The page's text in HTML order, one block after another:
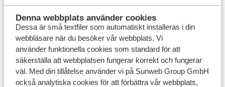
Denna webbplats använder cookies
Dessa är små textfiler som automatiskt installeras i din
webbläsare när du besöker vår webbplats. Vi
använder funktionella cookies som standard för att
säkerställa att webbplatsen fungerar korrekt och fungerar
väl. Med din tillåtelse använder vi på Sunweb Group GmbH
också analytiska cookies för att förbättra vår webbplats,
barnsexturism. Tipsa Polisen om du misstänker att en
nordisk eller europisk medborgare utnyttjar barn
sexuellt utomlands. Din iakttagelse kan hjälpa Polisen
att förhindra fler övergrepp. Du kan tipsa dem anonymt
på länken nedan eller via ECPATs Hotline.
Tipsa Polisen